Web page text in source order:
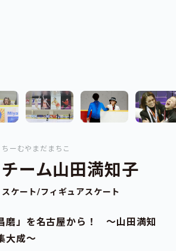
ちーむやまだまちこ
チーム山田満知子
スケート/フィギュアスケート
磨」を名古屋から！ ～山田満知
大成～